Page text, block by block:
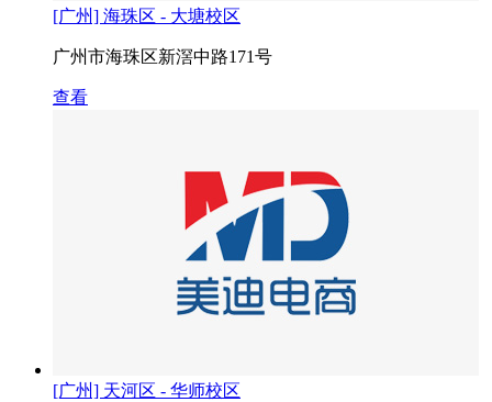
[广州] 海珠区 - 大塘校区
广州市海珠区新滘中路171号
查看
[广州] 天河区 - 华师校区